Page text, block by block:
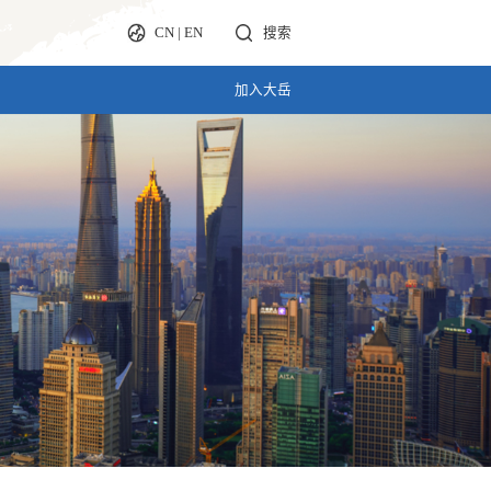
CN| EN 搜索
加入大岳